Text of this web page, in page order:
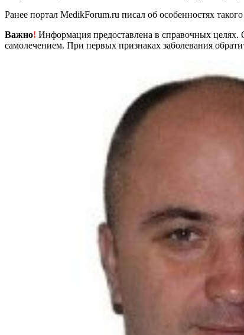
Ранее портал MedikForum.ru писал об особенностях
Важно! Информация предоставлена в справочных целях.
самолечением. При первых признаках заболевания